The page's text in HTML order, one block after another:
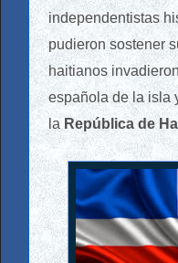
independentistas
pudieron sostener
haitianos
española de la isla
la República de
-------